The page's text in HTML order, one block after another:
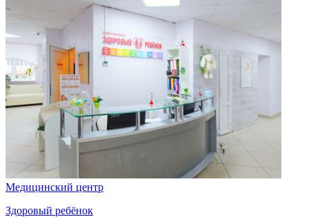
Медицинский центр
Здоровый ребёнок